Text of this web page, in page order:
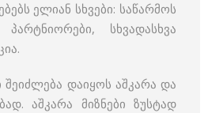
ელიან სხვები: საწარმოს
სხვადასხვა
შეიძლება დაიყოს აშკარა და
აშკარა მიზნები ზუსტად